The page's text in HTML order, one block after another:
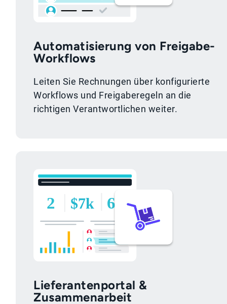
Automatisierung von Freigabe-
Workflows
Leiten Sie Rechnungen über konfigurierte
Workflows und Freigaberegeln an die
richtigen Verantwortlichen weiter.
Lieferantenportal &
Zusammenarbeit